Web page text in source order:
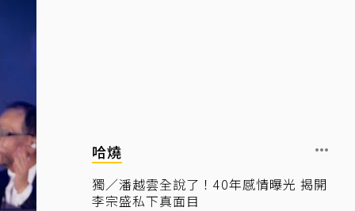
哈燒
獨／潘越雲全說了！40年感情曝光 揭開
李宗盛私下真面目